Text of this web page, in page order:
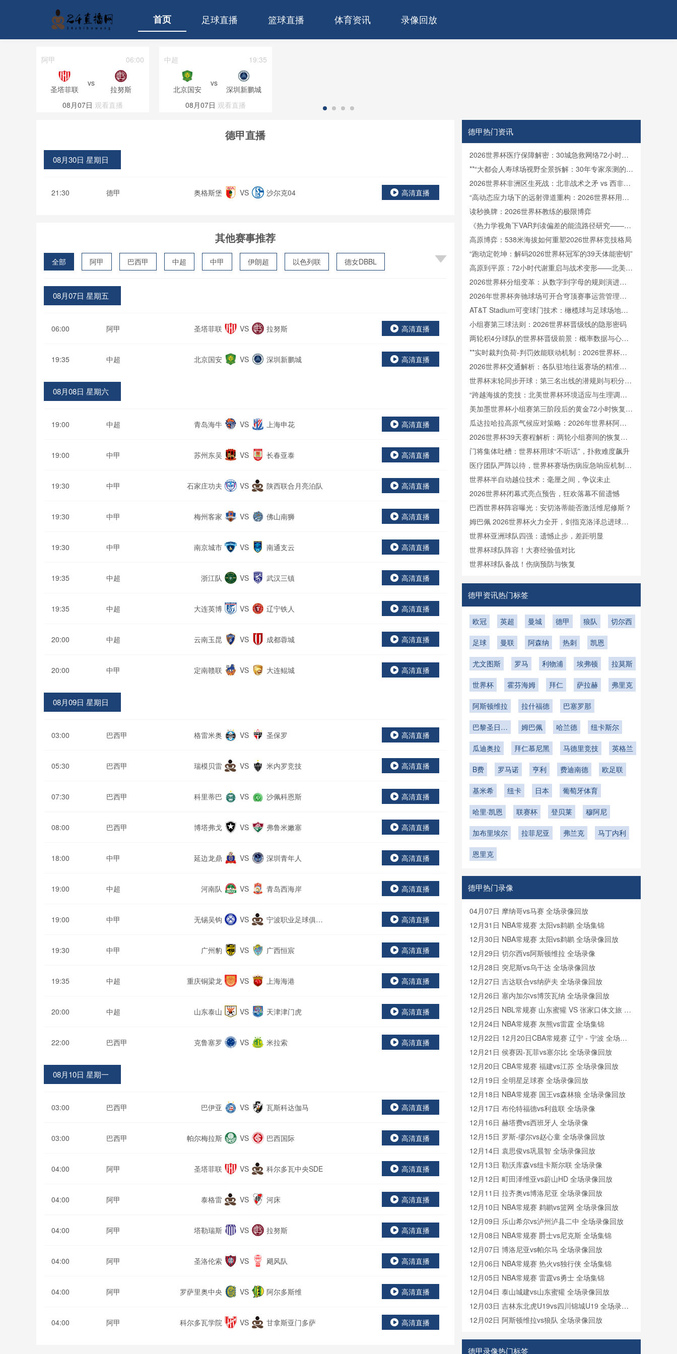
首页 足球直播 篮球直播 体育资讯 录像回放
阿甲 06:00
圣塔菲联
vs
拉努斯
08月07日 观看直播
中超 19:35
北京国安
vs
深圳新鹏城
08月07日 观看直播
德甲直播
08月30日 星期日
21:30 德甲 奥格斯堡 VS 沙尔克04 高清直播
其他赛事推荐
全部 阿甲 巴西甲 中超 中甲 伊朗超 以色列联 德女DBBL
波黑联
08月07日 星期五
06:00 阿甲 圣塔菲联 VS 拉努斯 高清直播
19:35 中超 北京国安 VS 深圳新鹏城 高清直播
08月08日 星期六
19:00 中超 青岛海牛 VS 上海申花 高清直播
19:00 中甲 苏州东吴 VS 长春亚泰 高清直播
19:30 中甲 石家庄功夫 VS 陕西联合月亮泊队 高清直播
19:30 中甲 梅州客家 VS 佛山南狮 高清直播
19:30 中甲 南京城市 VS 南通支云 高清直播
19:35 中超 浙江队 VS 武汉三镇 高清直播
19:35 中超 大连英博 VS 辽宁铁人 高清直播
20:00 中超 云南玉昆 VS 成都蓉城 高清直播
20:00 中甲 定南赣联 VS 大连鲲城 高清直播
08月09日 星期日
03:00 巴西甲 格雷米奥 VS 圣保罗 高清直播
05:30 巴西甲 瑞模贝雷 VS 米内罗竞技 高清直播
07:30 巴西甲 科里蒂巴 VS 沙佩科恩斯 高清直播
08:00 巴西甲 博塔弗戈 VS 弗鲁米嫩塞 高清直播
18:00 中甲 延边龙鼎 VS 深圳青年人 高清直播
19:00 中超 河南队 VS 青岛西海岸 高清直播
19:00 中甲 无锡吴钩 VS 宁波职业足球俱乐
部
高清直播
19:30 中甲 广州豹 VS 广西恒宸 高清直播
19:35 中超 重庆铜梁龙 VS 上海海港 高清直播
20:00 中超 山东泰山 VS 天津津门虎 高清直播
22:00 巴西甲 克鲁塞罗 VS 米拉索 高清直播
08月10日 星期一
03:00 巴西甲 巴伊亚 VS 瓦斯科达伽马 高清直播
03:00 巴西甲 帕尔梅拉斯 VS 巴西国际 高清直播
04:00 阿甲 圣塔菲联 VS 科尔多瓦中央SDE 高清直播
04:00 阿甲 泰格雷 VS 河床 高清直播
04:00 阿甲 塔勒瑞斯 VS 拉努斯 高清直播
04:00 阿甲 圣洛伦索 VS 飓风队 高清直播
04:00 阿甲 罗萨里奥中央 VS 阿尔多斯维 高清直播
04:00 阿甲 科尔多瓦学院 VS 甘拿斯亚门多萨 高清直播
德甲热门资讯
2026世界杯医疗保障解密：30城急救网络72小时全
域激活
**“大都会人寿球场视野全景拆解：30年专家亲测的亮
点与盲区”**
2026世界杯非洲区生死战：北非战术之矛 vs 西非力
量之盾
“高动态应力场下的远射弹道重构：2026世界杯用球
飞行控制与落点精度的技术解构”
读秒换牌：2026世界杯教练的极限博弈
《热力学视角下VAR判读偏差的能流路径研究——基
于2022卡塔尔世界杯的实证检验》
高原博弈：538米海拔如何重塑2026世界杯竞技格局
“跑动定乾坤：解码2026世界杯冠军的39天体能密钥”
高原到平原：72小时代谢重启与战术变形——北美世
界杯的隐形博弈
2026世界杯分组变革：从数字到字母的规则演进与
历史脉络
2026年世界杯奔驰球场可开合穹顶赛事运营管理指
南
AT&T Stadium可变球门技术：橄榄球与足球场地瞬
间转换的核心机制
小组赛第三球法则：2026世界杯晋级线的隐形密码
两轮积4分球队的世界杯晋级前景：概率数据与心理
韧性解析
**实时裁判负荷-判罚效能联动机制：2026世界杯执
法情境下心率变异性与决策准确率的动态耦合分析**
2026世界杯交通解析：各队驻地往返赛场的精准通
勤时间表
世界杯末轮同步开球：第三名出线的潜规则与积分暗
战
“跨越海拔的竞技：北美世界杯环境适应与生理调节
研究”
美加墨世界杯小组赛第三阶段后的黄金72小时恢复策
略
瓜达拉哈拉高原气候应对策略：2026年世界杯阿克
伦球场备战解析
2026世界杯39天赛程解析：两轮小组赛间的恢复时
间窗口
门将集体吐槽：世界杯用球“不听话”，扑救难度飙升
医疗团队严阵以待，世界杯赛场伤病应急响应机制启
动
世界杯半自动越位技术：毫厘之间，争议未止
2026世界杯闭幕式亮点预告，狂欢落幕不留遗憾
巴西世界杯阵容曝光：安切洛蒂能否激活维尼修斯？
姆巴佩 2026世界杯火力全开，剑指克洛泽总进球纪
录
世界杯亚洲球队四强：遗憾止步，差距明显
世界杯球队阵容！大赛经验值对比
世界杯球队备战！伤病预防与恢复
德甲资讯热门标签
欧冠 英超 曼城 德甲 狼队 切尔西
足球 曼联 阿森纳 热刺 凯恩
尤文图斯 罗马 利物浦 埃弗顿 拉莫斯
世界杯 霍芬海姆 拜仁 萨拉赫 弗里克
阿斯顿维拉 拉什福德 巴塞罗那
巴黎圣日耳
姆巴佩 哈兰德 纽卡斯尔
瓜迪奥拉 拜仁慕尼黑 马德里竞技 英格兰
B费 罗马诺 亨利 费迪南德 欧足联
基米希 纽卡 日本 葡萄牙体育
哈里·凯恩 联赛杯 登贝莱 穆阿尼
加布里埃尔 拉菲尼亚 弗兰克 马丁内利
恩里克
德甲热门录像
04月07日 摩纳哥vs马赛 全场录像回放
12月31日 NBA常规赛 太阳vs鹈鹕 全场集锦
12月30日 NBA常规赛 太阳vs鹈鹕 全场录像回放
12月29日 切尔西vs阿斯顿维拉 全场录像
12月28日 突尼斯vs乌干达 全场录像回放
12月27日 吉达联合vs纳萨夫 全场录像回放
12月26日 塞内加尔vs博茨瓦纳 全场录像回放
12月25日 NBL常规赛 山东蜜獾 VS 张家口体文旅 全
场录像
12月24日 NBA常规赛 灰熊vs雷霆 全场集锦
12月22日 12月20日CBA常规赛 辽宁 - 宁波 全场录
像
12月21日 侯赛因-瓦菲vs塞尔比 全场录像回放
12月20日 CBA常规赛 福建vs江苏 全场录像回放
12月19日 全明星足球赛 全场录像回放
12月18日 NBA常规赛 国王vs森林狼 全场录像回放
12月17日 布伦特福德vs利兹联 全场录像
12月16日 赫塔费vs西班牙人 全场录像
12月15日 罗斯-缪尔vs赵心童 全场录像回放
12月14日 袁思俊vs巩晨智 全场录像回放
12月13日 勒沃库森vs纽卡斯尔联 全场录像
12月12日 町田泽维亚vs蔚山HD 全场录像回放
12月11日 拉齐奥vs博洛尼亚 全场录像回放
12月10日 NBA常规赛 鹈鹕vs篮网 全场录像回放
12月09日 乐山希尔vs泸州泸县二中 全场录像回放
12月08日 NBA常规赛 爵士vs尼克斯 全场集锦
12月07日 博洛尼亚vs帕尔马 全场录像回放
12月06日 NBA常规赛 热火vs独行侠 全场集锦
12月05日 NBA常规赛 雷霆vs勇士 全场集锦
12月04日 泰山城建vs山东蜜獾 全场录像回放
12月03日 吉林东北虎U19vs四川锦城U19 全场录像
回放
12月02日 阿斯顿维拉vs狼队 全场录像回放
德甲录像热门标签